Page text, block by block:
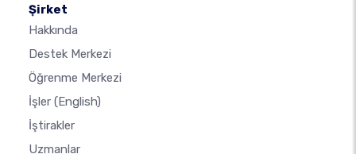
Şirket
Hakkında
Destek Merkezi
Öğrenme Merkezi
İşler (English)
İştirakler
Uzmanlar